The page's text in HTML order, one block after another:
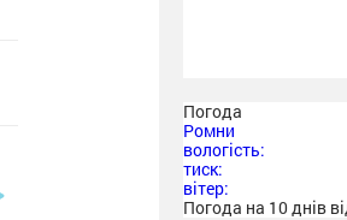
Погода
Ромни
вологість:
тиск:
вітер:
Погода на 10 днів